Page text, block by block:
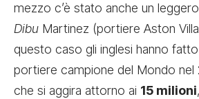
mezzo c’è stato anche un
Dibu Martinez (portiere Aston
questo caso gli inglesi hanno
portiere campione del Mondo nel
che si aggira attorno ai 15 milioni